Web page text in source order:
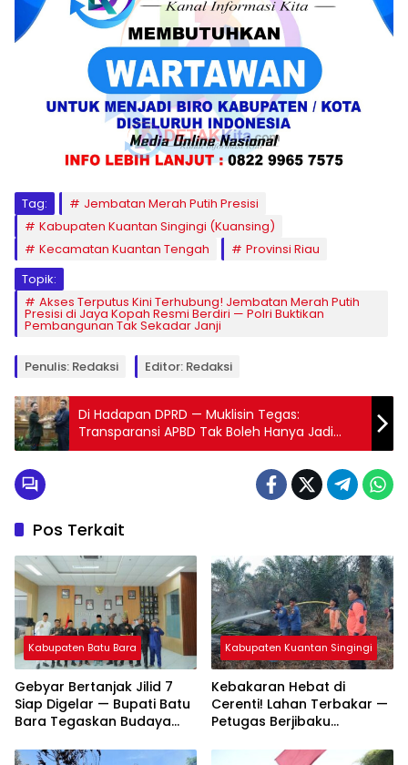
Tag:
Jembatan Merah Putih Presisi
Kabupaten Kuantan Singingi (Kuansing)
Kecamatan Kuantan Tengah
Provinsi Riau
Topik:
Akses Terputus Kini Terhubung! Jembatan Merah Putih
Presisi di Jaya Kopah Resmi Berdiri — Polri Buktikan
Pembangunan Tak Sekadar Janji
Penulis: Redaksi Editor: Redaksi
Di Hadapan DPRD — Muklisin Tegas:
Transparansi APBD Tak Boleh Hanya Jadi
Slogan!
Pos Terkait
Kabupaten Batu Bara
Gebyar Bertanjak Jilid 7
Siap Digelar — Bupati Batu
Bara Tegaskan Budaya
Kabupaten Kuantan Singingi
Kebakaran Hebat di
Cerenti! Lahan Terbakar —
Petugas Berjibaku